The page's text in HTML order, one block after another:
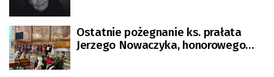
Ostatnie pożegnanie ks. prałata
Jerzego Nowaczyka, honorowego